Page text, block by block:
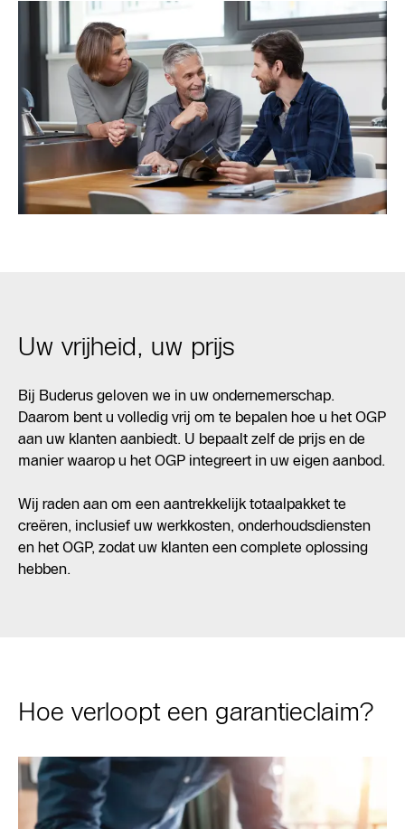
Uw vrijheid, uw prijs
Bij Buderus geloven we in uw ondernemerschap.
Daarom bent u volledig vrij om te bepalen hoe u het OGP
aan uw klanten aanbiedt. U bepaalt zelf de prijs en de
manier waarop u het OGP integreert in uw eigen aanbod.
Wij raden aan om een aantrekkelijk totaalpakket te
creëren, inclusief uw werkkosten, onderhoudsdiensten
en het OGP, zodat uw klanten een complete oplossing
hebben.
Hoe verloopt een garantieclaim?